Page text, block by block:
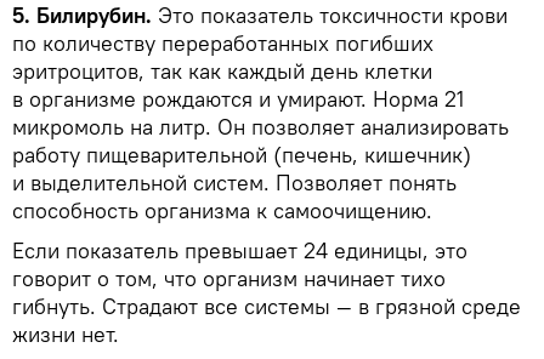
5. Билирубин. Это показатель токсичности крови
по количеству переработанных погибших
эритроцитов, так как каждый день клетки
в организме рождаются и умирают. Норма 21
микромоль на литр. Он позволяет анализировать
работу пищеварительной (печень, кишечник)
и выделительной систем. Позволяет понять
способность организма к самоочищению.
Если показатель превышает 24 единицы, это
говорит о том, что организм начинает тихо
гибнуть. Страдают все системы — в грязной среде
жизни нет.